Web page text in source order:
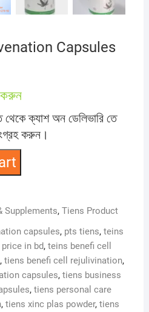
Capsules
করুন
থেকে ক্যাশ অন ডেলিভারি তে
করুন।
Supplements, Tiens Product
capsules, pts tiens, teins
in bd, teins benefi cell
, tiens benefi cell rejulivination,
capsules, tiens business
, tiens personal care
, tiens xinc plas powder, tiens